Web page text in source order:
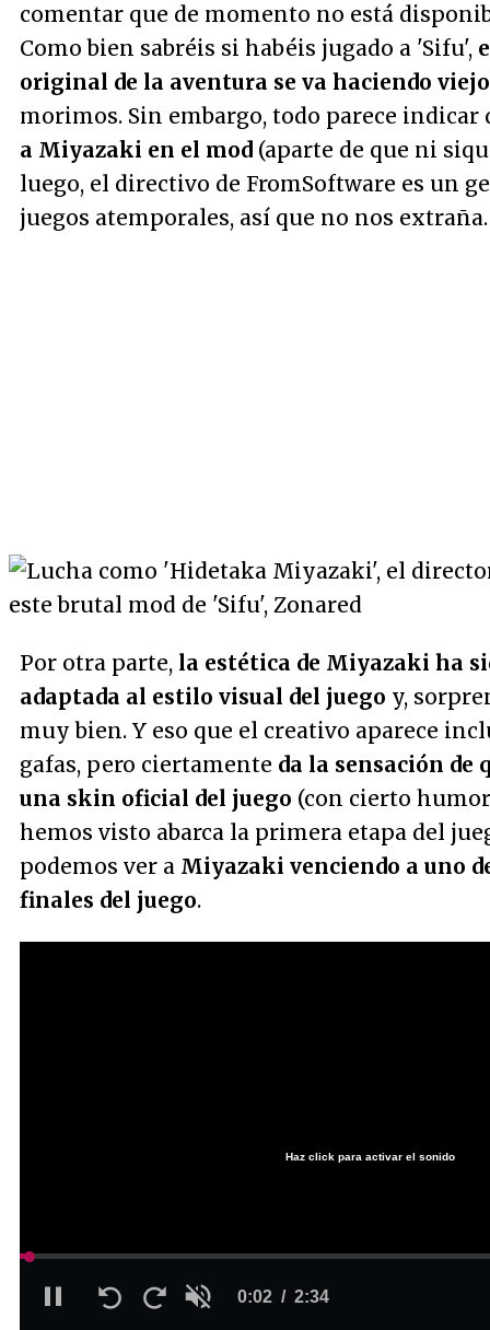
comentar que de momento no está
Como bien sabréis si habéis jugado a 'Sifu',
original de la aventura se va haciendo viejo
morimos. Sin embargo, todo parece indicar
a Miyazaki en el mod (aparte de que ni
luego, el directivo de FromSoftware es un
juegos atemporales, así que no nos extraña.
Por otra parte, la estética de Miyazaki ha
adaptada al estilo visual del juego y,
muy bien. Y eso que el creativo aparece
gafas, pero ciertamente da la sensación de
una skin oficial del juego (con cierto
hemos visto abarca la primera etapa del
podemos ver a Miyazaki venciendo a uno
finales del juego.
Seek
Seek
Unmute Current
0:02 / Duration
2:34
Loaded:
Haz click para activar el sonido